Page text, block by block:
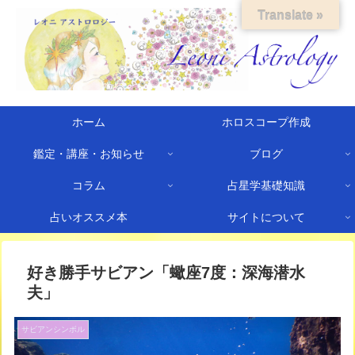
ホーム ホロスコープ作成
鑑定・講座・お知らせ ブログ
コラム 占星学基礎知識
占いオススメ本 サイトについて
好き勝手サビアン「蠍座7度：深海潜水
夫」
サビアンシンボル
Translate »